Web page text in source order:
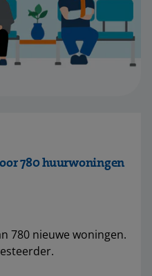
780 huurwoningen
780 nieuwe woningen.